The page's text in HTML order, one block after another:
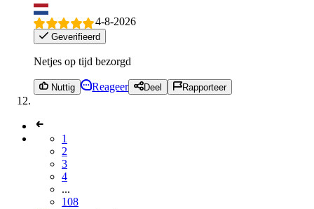
4-8-2026
Geverifieerd
Netjes op tijd bezorgd
Nuttig Reageer Deel Rapporteer
1
2
3
4
...
108